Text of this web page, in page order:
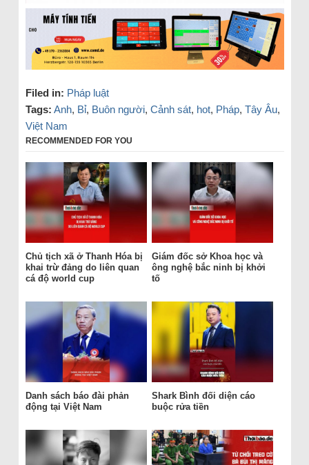
Filed in: Pháp luật
Tags: Anh, Bỉ, Buôn người, Cảnh sát, hot, Pháp, Tây Âu,
Việt Nam
RECOMMENDED FOR YOU
Chủ tịch xã ở Thanh Hóa bị
khai trừ đảng do liên quan
cá độ world cup
Giám đốc sở Khoa học và
ông nghệ bắc ninh bị khởi
tố
Danh sách báo đài phản
động tại Việt Nam
Shark Bình đối diện cáo
buộc rửa tiền